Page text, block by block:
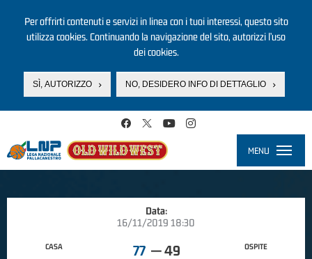
Per offrirti contenuti e servizi in linea con i tuoi interessi, questo sito
utilizza cookies. Continuando la navigazione del sito, autorizzi l’uso
dei cookies.
SÌ, AUTORIZZO NO, DESIDERO INFO DI DETTAGLIO
MENU
Data:
16/11/2019 18:30
CASA 77 — 49 OSPITE